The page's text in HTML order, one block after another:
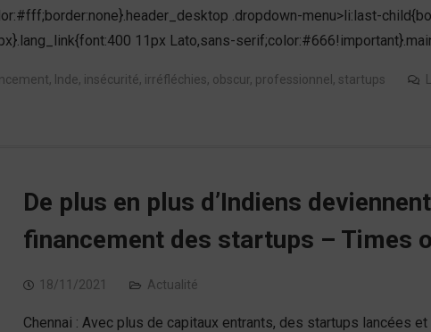
.dropdown-menu>li:last-
11px Lato,sans-
, Inde, insécurité, irréfléchies, obscur, professionnel , startups
De plus en plus d’Indiens
financement des startups – Times
18/11/2021 Actualité
Chennai : Avec plus de capitaux entrants, des startups lancées